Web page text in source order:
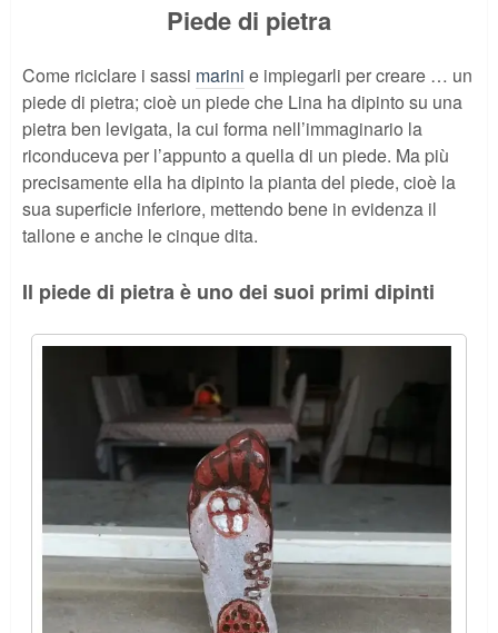
Piede di pietra
Come riciclare i sassi marini e impiegarli per creare … un
piede di pietra; cioè un piede che Lina ha dipinto su una
pietra ben levigata, la cui forma nell’immaginario la
riconduceva per l’appunto a quella di un piede. Ma più
precisamente ella ha dipinto la pianta del piede, cioè la
sua superficie inferiore, mettendo bene in evidenza il
tallone e anche le cinque dita.
Il piede di pietra è uno dei suoi primi dipinti